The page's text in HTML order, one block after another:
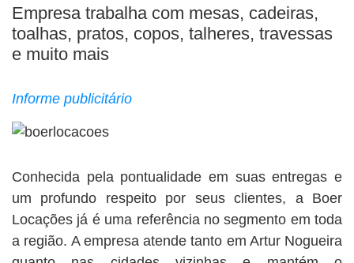
ANUNCIE
Empresa trabalha com mesas, cadeiras,
toalhas, pratos, copos, talheres, travessas
e muito mais
Informe publicitário
Conhecida pela pontualidade em suas entregas e
um profundo respeito por seus clientes, a Boer
Locações já é uma referência no segmento em toda
a região. A empresa atende tanto em Artur Nogueira